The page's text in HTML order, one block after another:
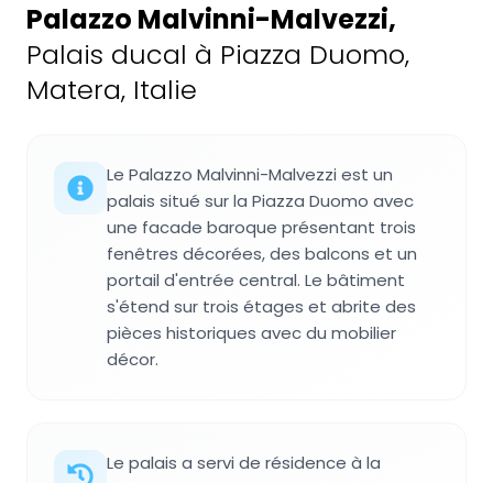
Palazzo Malvinni-Malvezzi,
Palais ducal à Piazza Duomo,
Matera, Italie
Le Palazzo Malvinni-Malvezzi est un
palais situé sur la Piazza Duomo avec
une facade baroque présentant trois
fenêtres décorées, des balcons et un
portail d'entrée central. Le bâtiment
s'étend sur trois étages et abrite des
pièces historiques avec du mobilier
décor.
Le palais a servi de résidence à la